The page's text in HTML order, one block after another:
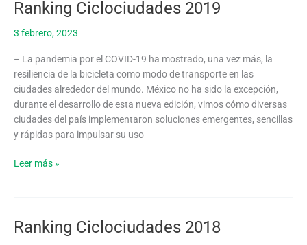
Ranking Ciclociudades 2019
3 febrero, 2023
– La pandemia por el COVID-19 ha mostrado, una vez más, la
resiliencia de la bicicleta como modo de transporte en las
ciudades alrededor del mundo. México no ha sido la excepción,
durante el desarrollo de esta nueva edición, vimos cómo diversas
ciudades del país implementaron soluciones emergentes, sencillas
y rápidas para impulsar su uso
Ranking
Ciclociudades
2019
Leer más »
Ranking Ciclociudades 2018
Ranking
Ciclociudades